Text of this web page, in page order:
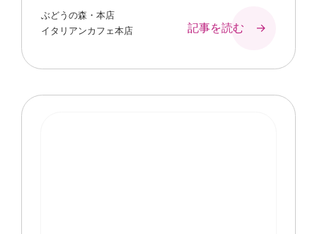
ぶどうの森・本店
イタリアンカフェ本店
記事を読む →